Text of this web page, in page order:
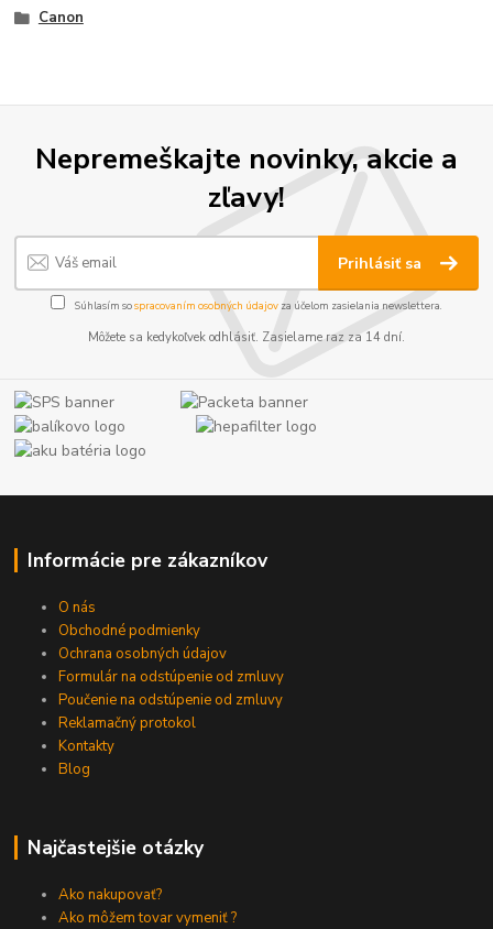
Canon
Nepremeškajte novinky, akcie a
zľavy!
Prihlásiť sa
Súhlasím sospracovaním osobných údajov za účelom zasielania newslettera.
Môžete sa kedykoľvek odhlásiť. Zasielame raz za 14 dní.
Informácie pre zákazníkov
O nás
Obchodné podmienky
Ochrana osobných údajov
Formulár na odstúpenie od zmluvy
Poučenie na odstúpenie od zmluvy
Reklamačný protokol
Kontakty
Blog
Najčastejšie otázky
Ako nakupovať?
Ako môžem tovar vymeniť ?